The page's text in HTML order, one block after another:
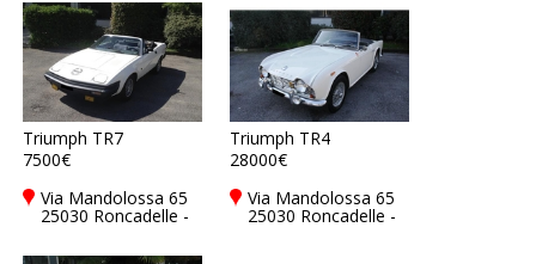
Triumph TR7
7500€
Via Mandolossa 65
25030 Roncadelle -
Triumph TR4
28000€
Via Mandolossa 65
25030 Roncadelle -